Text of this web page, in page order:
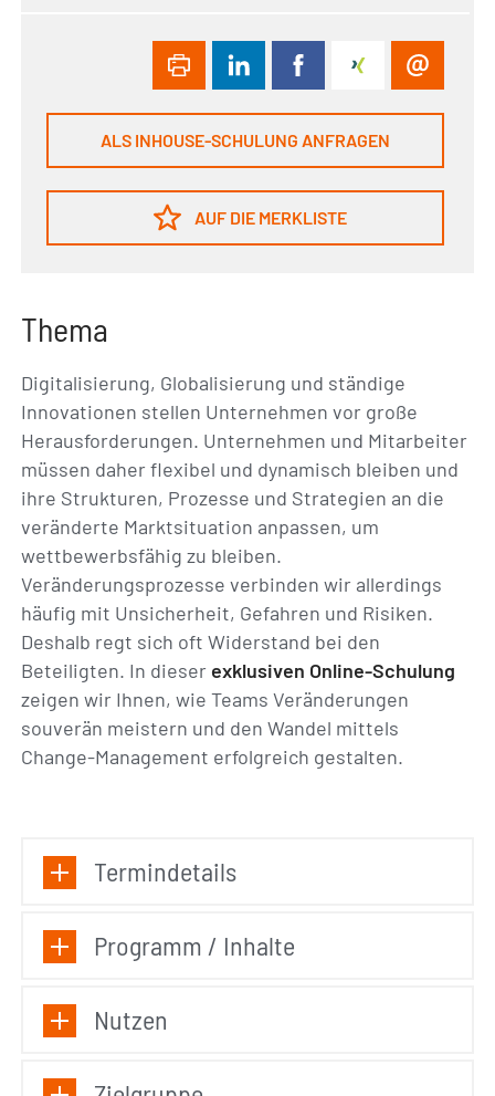
ALS INHOUSE-SCHULUNG ANFRAGEN
AUF DIE MERKLISTE
Thema
Digitalisierung, Globalisierung und ständige
Innovationen stellen Unternehmen vor große
Herausforderungen. Unternehmen und Mitarbeiter
müssen daher flexibel und dynamisch bleiben und
ihre Strukturen, Prozesse und Strategien an die
veränderte Marktsituation anpassen, um
wettbewerbsfähig zu bleiben.
Veränderungsprozesse verbinden wir allerdings
häufig mit Unsicherheit, Gefahren und Risiken.
Deshalb regt sich oft Widerstand bei den
Beteiligten. In dieser exklusiven Online-Schulung
zeigen wir Ihnen, wie Teams Veränderungen
souverän meistern und den Wandel mittels
Change-Management erfolgreich gestalten.
Termindetails
Programm / Inhalte
Nutzen